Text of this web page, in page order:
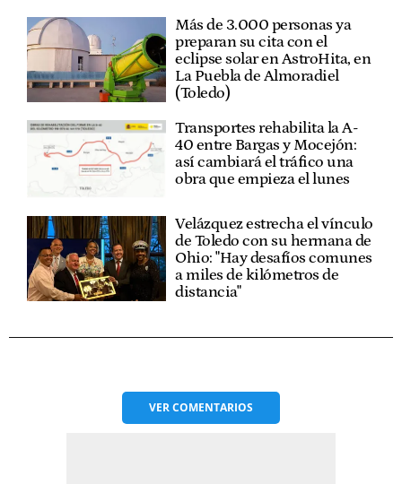
Más de 3.000 personas ya
preparan su cita con el
eclipse solar en AstroHita, en
La Puebla de Almoradiel
(Toledo)
Transportes rehabilita la A-
40 entre Bargas y Mocejón:
así cambiará el tráfico una
obra que empieza el lunes
Velázquez estrecha el vínculo
de Toledo con su hermana de
Ohio: "Hay desafíos comunes
a miles de kilómetros de
distancia"
VERCOMENTARIOS